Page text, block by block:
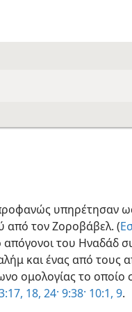
υπηρέτησαν
από τον Ζοροβάβελ. (
απόγονοι του Ηναδάδ
και ένας από τους
ομολογίας το οποίο
18, 24· 9:38· 10:1, 9.